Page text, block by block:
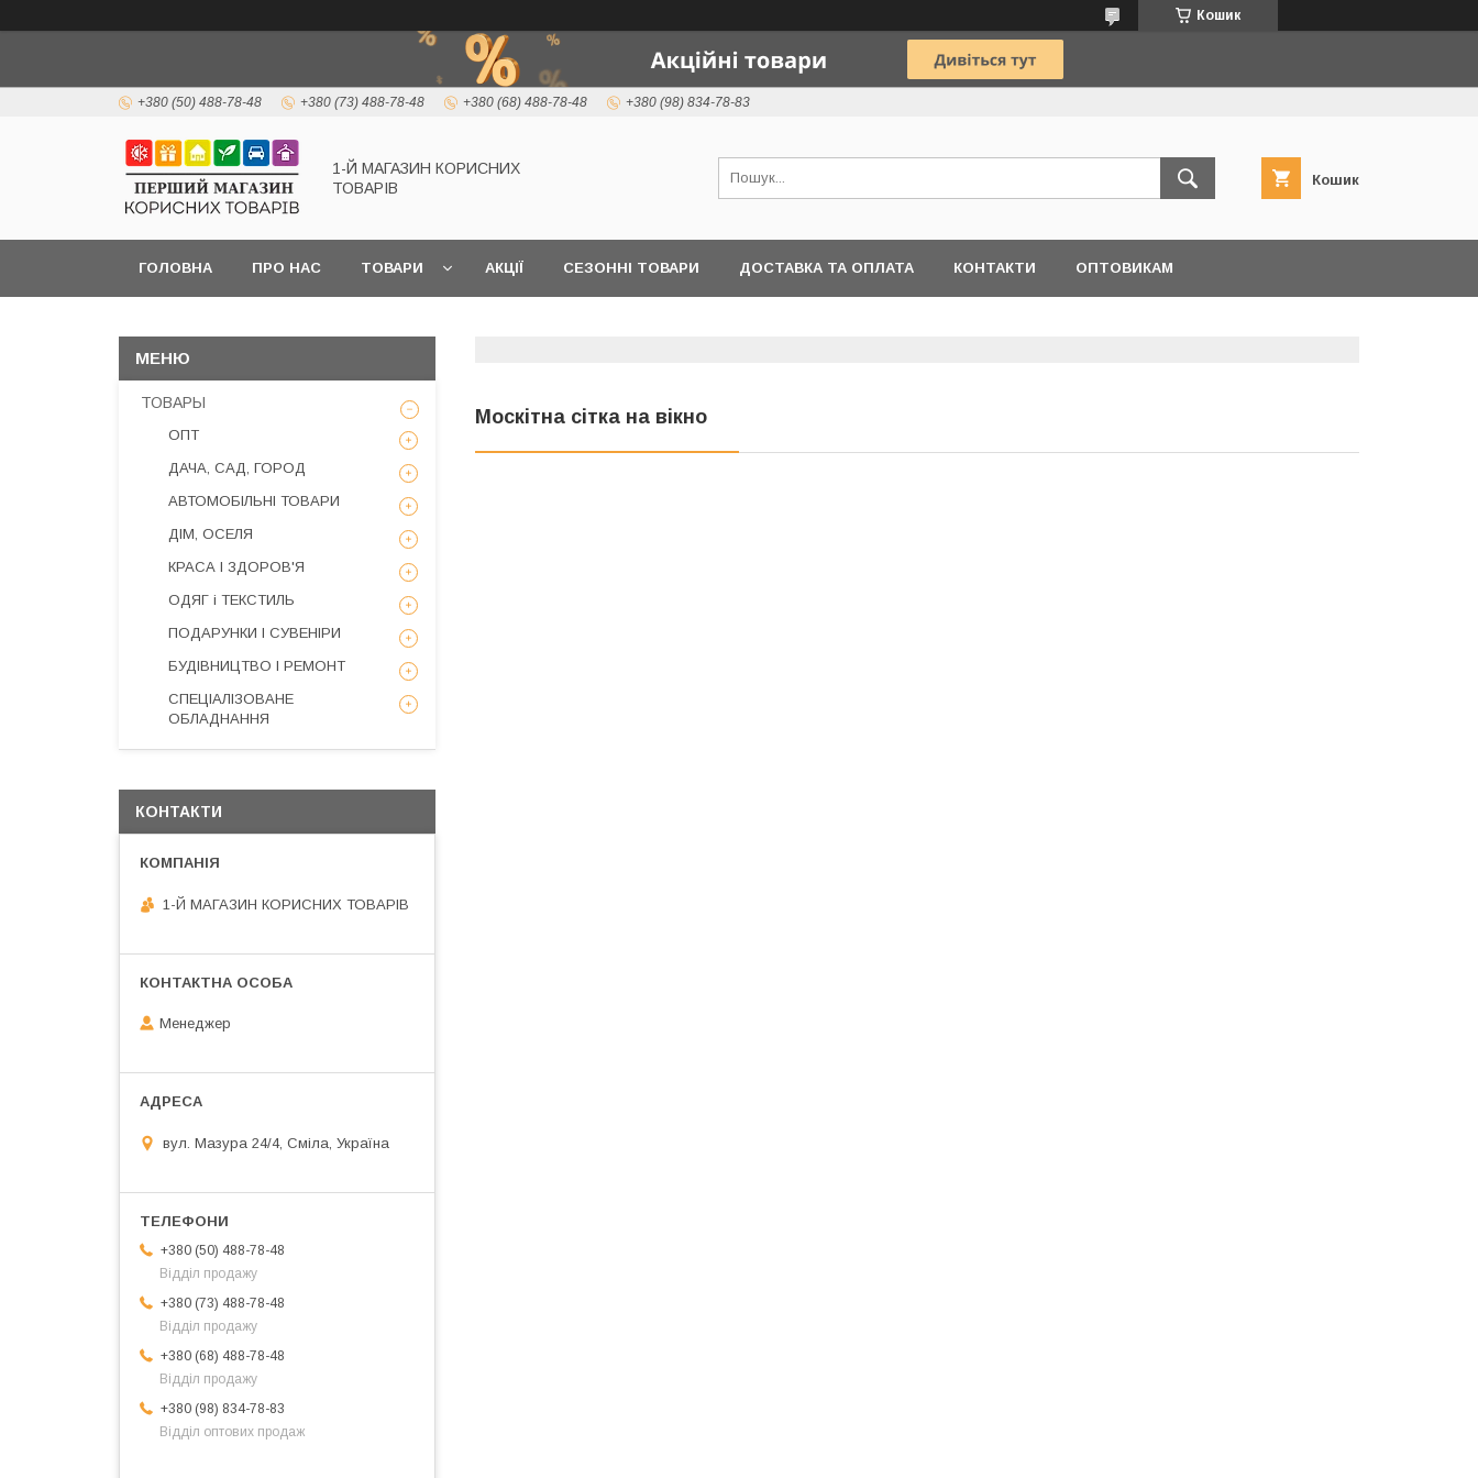
Кошик
+380 (50) 488-78-48 +380 (73) 488-78-48 +380 (68) 488-78-48 +380 (98) 834-78-83
1-Й МАГАЗИН КОРИСНИХ
ТОВАРІВ
Кошик
ГОЛОВНА ПРО НАС ТОВАРИ АКЦІЇ СЕЗОННІ ТОВАРИ ДОСТАВКА ТА ОПЛАТА КОНТАКТИ ОПТОВИКАМ
Москітна сітка на вікно
ТОВАРЫ
ОПТ
ДАЧА, САД, ГОРОД
АВТОМОБІЛЬНІ ТОВАРИ
ДІМ, ОСЕЛЯ
КРАСА І ЗДОРОВ'Я
ОДЯГ і ТЕКСТИЛЬ
ПОДАРУНКИ І СУВЕНІРИ
БУДІВНИЦТВО І РЕМОНТ
СПЕЦІАЛІЗОВАНЕ
ОБЛАДНАННЯ
КОНТАКТИ
1-Й МАГАЗИН КОРИСНИХ ТОВАРІВ
Менеджер
вул. Мазура 24/4, Сміла, Україна
+380 (50) 488-78-48
Відділ продажу
+380 (73) 488-78-48
Відділ продажу
+380 (68) 488-78-48
Відділ продажу
+380 (98) 834-78-83
Відділ оптових продаж